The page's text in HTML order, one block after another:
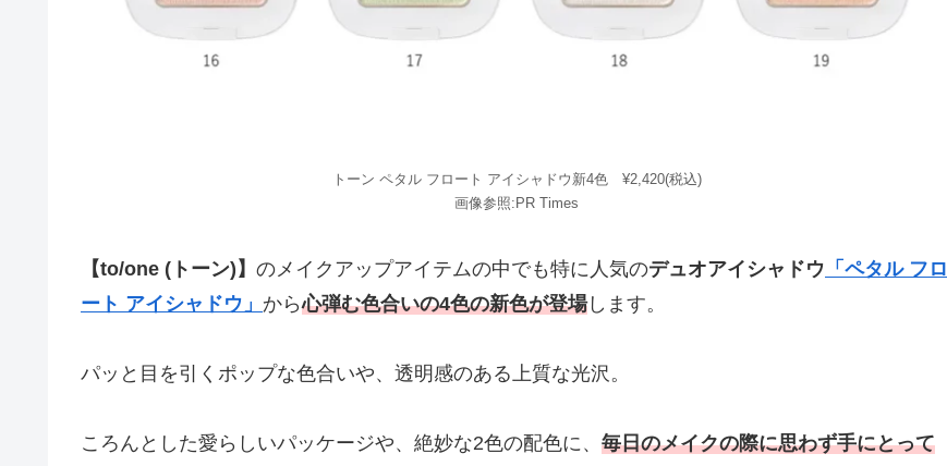
トーン ペタル フロート アイシャドウ新4色 ¥2,420(税込)
画像参照:PR Times
【to/one (トーン)】 のメイクアップアイテムの中でも特に人気のデュオアイシャドウ 「ペタル フロ
ート アイシャドウ」 から心弾む色合いの4色の新色が登場します。
パッと目を引くポップな色合いや、透明感のある上質な光沢。
ころんとした愛らしいパッケージや、絶妙な2色の配色に、 毎日のメイクの際に思わず手にとって